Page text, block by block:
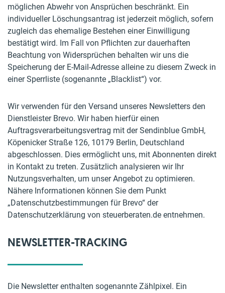
möglichen Abwehr von Ansprüchen beschränkt. Ein
individueller Löschungsantrag ist jederzeit möglich, sofern
zugleich das ehemalige Bestehen einer Einwilligung
bestätigt wird. Im Fall von Pflichten zur dauerhaften
Beachtung von Widersprüchen behalten wir uns die
Speicherung der E-Mail-Adresse alleine zu diesem Zweck in
einer Sperrliste (sogenannte „Blacklist“) vor.
Wir verwenden für den Versand unseres Newsletters den
Dienstleister Brevo. Wir haben hierfür einen
Auftragsverarbeitungsvertrag mit der Sendinblue GmbH,
Köpenicker Straße 126, 10179 Berlin, Deutschland
abgeschlossen. Dies ermöglicht uns, mit Abonnenten direkt
in Kontakt zu treten. Zusätzlich analysieren wir Ihr
Nutzungsverhalten, um unser Angebot zu optimieren.
Nähere Informationen können Sie dem Punkt
„Datenschutzbestimmungen für Brevo“ der
Datenschutzerklärung von steuerberaten.de entnehmen.
NEWSLETTER-TRACKING
Die Newsletter enthalten sogenannte Zählpixel. Ein